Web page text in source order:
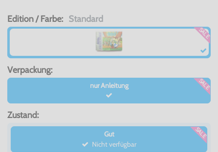
Edition / Farbe: Standard
SALE
Verpackung:
nur Anleitung SALE
Zustand:
Gut
Nicht verfügbar
SALE